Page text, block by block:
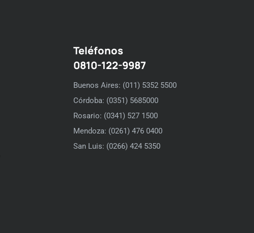
Teléfonos
0810-122-9987
Buenos Aires: (011) 5352 5500
Córdoba: (0351) 5685000
Rosario: (0341) 527 1500
Mendoza: (0261) 476 0400
San Luis: (0266) 424 5350